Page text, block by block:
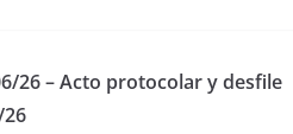
26 – Acto protocolar y desfile